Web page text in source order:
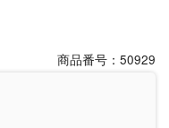
商品番号：50929